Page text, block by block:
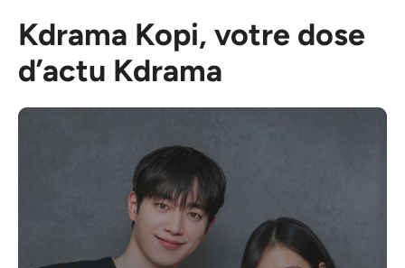
Kdrama Kopi, votre dose
d’actu Kdrama